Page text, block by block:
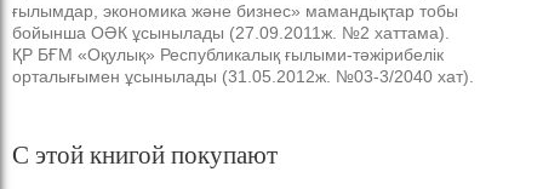
ғылымдар, экономика және бизнес» мамандықтар тобы
бойынша ОӘК ұсынылады (27.09.2011ж. №2 хаттама).
ҚР БҒМ «Оқулық» Республикалық ғылыми-тәжірибелік
орталығымен ұсынылады (31.05.2012ж. №03-3/2040 хат).
С этой книгой покупают